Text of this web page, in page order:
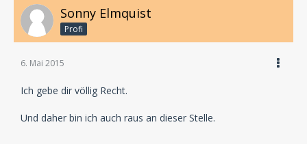
Sonny Elmquist
Profi
6. Mai 2015
Ich gebe dir völlig Recht.
Und daher bin ich auch raus an dieser Stelle.